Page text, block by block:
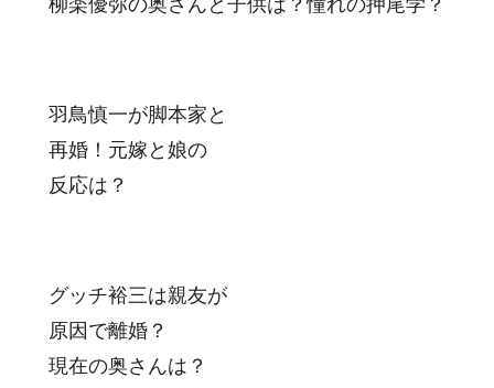
羽鳥慎一が脚本家と
再婚！元嫁と娘の
反応は？
グッチ裕三は親友が
原因で離婚？
現在の奥さんは？